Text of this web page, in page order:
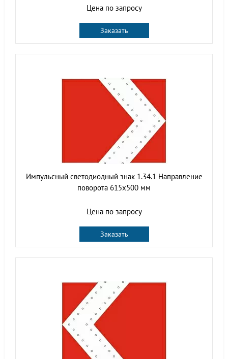
Цена по запросу
Заказать
Импульсный светодиодный знак 1.34.1 Направление
поворота 615x500 мм
Цена по запросу
Заказать